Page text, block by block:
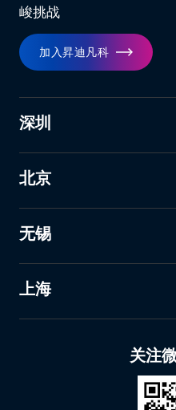
峻挑战
加入昇迪凡科
深圳
北京
无锡
上海
关注